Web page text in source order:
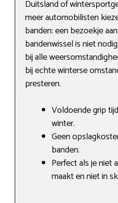
Duitsland of
meer automobilisten
banden: een bezoekje
bandenwissel is niet
bij alle
bij echte winterse
presteren.
Voldoende grip
winter.
Geen
banden.
Perfect als je niet
maakt en niet in